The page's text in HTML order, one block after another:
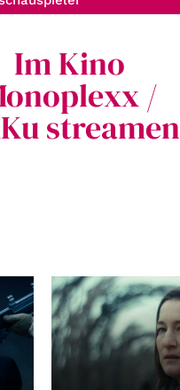
Im Kino
/
streamen